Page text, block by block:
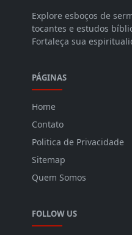
Explore esboços de
tocantes e estudos
Fortaleça sua
PÁGINAS
Home
Contato
Politica de Privacidade
Sitemap
Quem Somos
FOLLOW US